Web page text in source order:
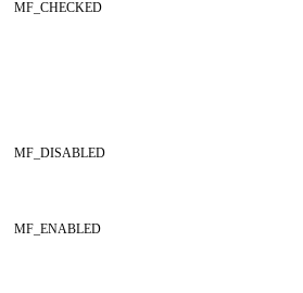
MF_CHECKED
MF_DISABLED
MF_ENABLED